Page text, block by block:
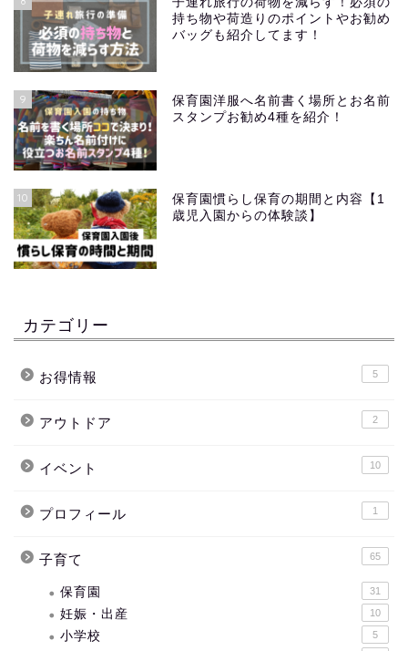
持ち物や荷造りのポイントやお勧め
バッグも紹介してます！
9
保育園洋服へ名前書く場所とお名前
スタンプお勧め4種を紹介！
10
保育園慣らし保育の期間と内容【1
歳児入園からの体験談】
カテゴリー
お得情報 5
アウトドア 2
イベント 10
プロフィール 1
子育て 65
保育園 31
妊娠・出産 10
小学校 5